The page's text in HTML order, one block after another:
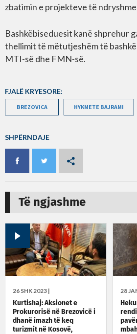
zbatimin e projekteve të
Bashkëbiseduesit kanë shprehur
thellimit të mëtutjeshëm të
MTI-së dhe FMN-së.
FJALË KRYESORE:
BREZOVICA HYKMETE BAJRAMI
SHPËRNDAJE
Të ngjashme
26 SHK 2023 |
Kurtishaj: Aksionet e
Prokurorisë në Brezovicë i
dhanë imazh të keq
turizmit në Kosovë,
28